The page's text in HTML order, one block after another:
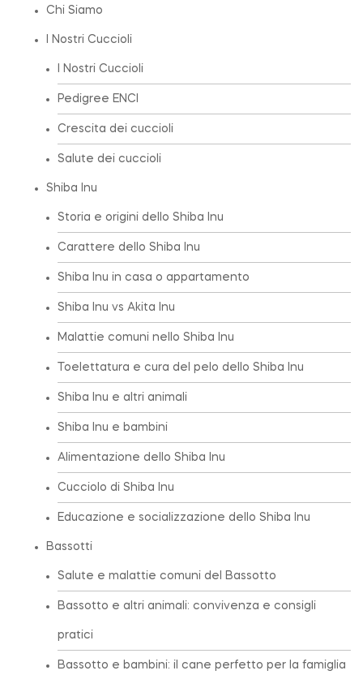
Chi Siamo
I Nostri Cuccioli
I Nostri Cuccioli
Pedigree ENCI
Crescita dei cuccioli
Salute dei cuccioli
Shiba Inu
Storia e origini dello Shiba Inu
Carattere dello Shiba Inu
Shiba Inu in casa o appartamento
Shiba Inu vs Akita Inu
Malattie comuni nello Shiba Inu
Toelettatura e cura del pelo dello Shiba Inu
Shiba Inu e altri animali
Shiba Inu e bambini
Alimentazione dello Shiba Inu
Cucciolo di Shiba Inu
Educazione e socializzazione dello Shiba Inu
Bassotti
Salute e malattie comuni del Bassotto
Bassotto e altri animali: convivenza e consigli
pratici
Bassotto e bambini: il cane perfetto per la famiglia